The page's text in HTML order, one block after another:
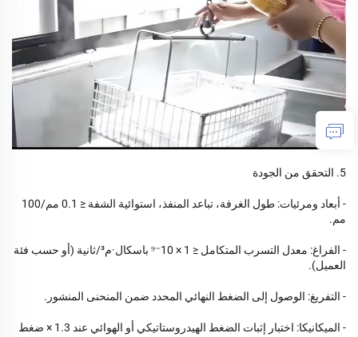
5. التحقق من الجودة
- أبعاد ومرئيات: طول الغرفة، تباعد المنفذ، استوائية الشفة ≤ 0.1 مم/100
مم.
- الفراغ: معدل التسرب المتكامل ≤ 1 × 10⁻⁹ باسكال·م³/ثانية (أو حسب فئة
العميل).
- التفريغ: الوصول إلى الضغط النهائي المحدد ضمن المنحنى المنشور.
- الميكانيكا: اختبار إثبات الضغط الهيدروستاتيكي أو الهوائي عند 1.3 × ضغط